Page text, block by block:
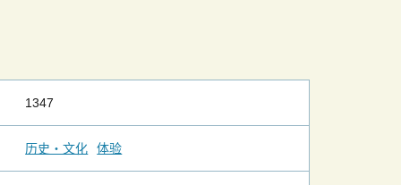
1347
历史・文化 体验